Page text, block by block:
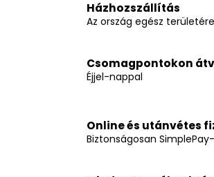
Házhozszállítás
Az ország egész területére
Csomagpontokon
Éjjel-nappal
Online és utánvétes
Biztonságosan